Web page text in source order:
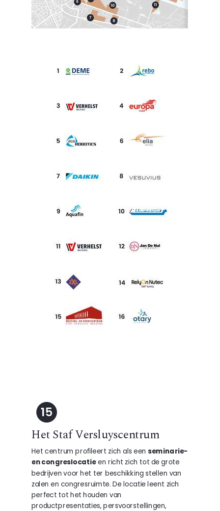
Het Staf Versluyscentrum
Het centrum profileert zich als eenseminarie-
en congreslocatieen richt zich tot de grote
bedrijven voor het ter beschikking stellen van
zalen en congresruimte. De locatie leent zich
perfect tot het houden van
productpresentaties, persvoorstellingen,